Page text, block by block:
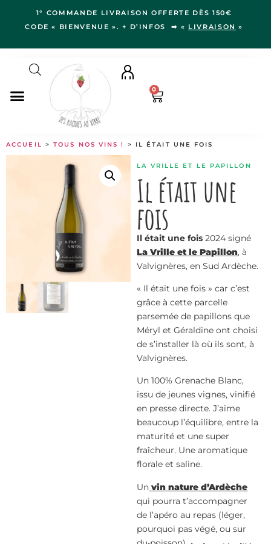
1° COMMANDE LIVRAISON OFFERTE DÈS 150€
CODE « BIENVENUE ». + D’INFOS ➡ « LIVRAISON »
RÉGIONS
LE VERGER
IDÉES CADEAUX
NOS VIGNERON.NE.S
0
ACCUEIL >TOUS NOS VINS ! > IL ÉTAIT UNE FOIS
LA VRILLE ET LE PAPILLON
Il était une
fois
Il était une fois2024 signé
La Vrille et le Papillon, à
Valvignères, en Sud Ardèche.
« Il était une fois » car c’est
grâce à cette parcelle
parsemée de papillons que
Méryl et Géraldine ont choisi
de s’installer là où ils sont, à
Valvignères.
Un 100% Grenache Blanc,
issu de jeunes vignes, vinifié
en presse directe. J’aime
beaucoup l’équilibre, entre la
maturité et une super
fraîcheur. Une aromatique
florale et saline.
Un vin nature d’Ardèche
qui pourra t’accompagner
de l’apéro au repas (léger,
pourquoi pas végé, ou sur